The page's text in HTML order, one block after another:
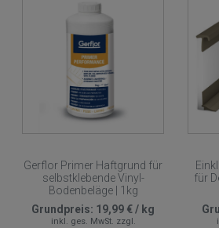
Gerflor Primer Haftgrund für
selbstklebende Vinyl-
Bodenbeläge | 1kg
Grundpreis: 19,99 €/ kg
inkl. ges. MwSt. zzgl.
für